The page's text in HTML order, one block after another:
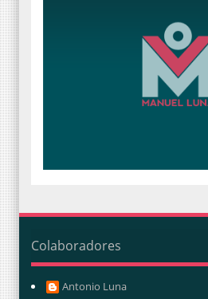
Colaboradores
Antonio Luna